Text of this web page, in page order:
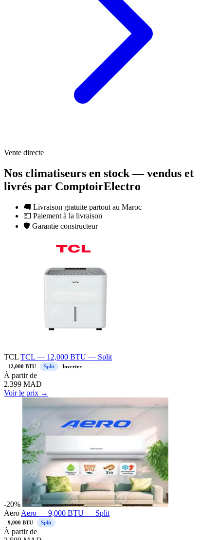
Vente directe
Nos climatiseurs en stock — vendus et
livrés par ComptoirElectro
🚚 Livraison gratuite partout au Maroc
💵 Paiement à la livraison
🛡️ Garantie constructeur
TCL TCL — 12,000 BTU — Split
12,000 BTU Split Inverter
À partir de
2.399 MAD
Voir le prix →
-20%
Aero Aero — 9,000 BTU — Split
9,000 BTU Split
À partir de